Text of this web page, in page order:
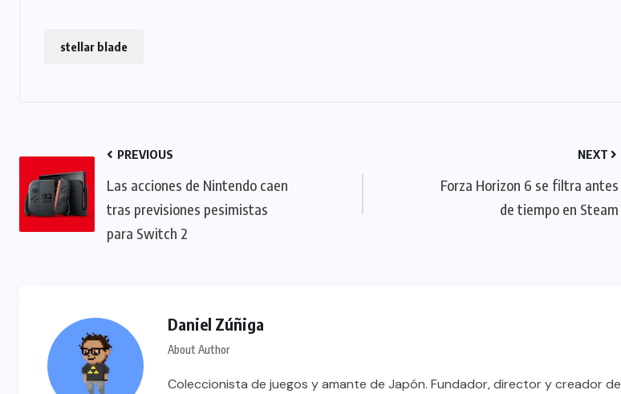
stellar blade
PREVIOUS
Las acciones de Nintendo caen
tras previsiones pesimistas
para Switch 2
NEXT
Forza Horizon 6 se filtra antes
de tiempo en Steam
Daniel Zúñiga
About Author
Coleccionista de juegos y amante de Japón. Fundador, director y creador de